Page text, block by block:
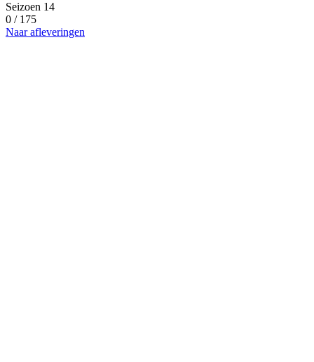
Seizoen 14
0 / 175
Naar afleveringen